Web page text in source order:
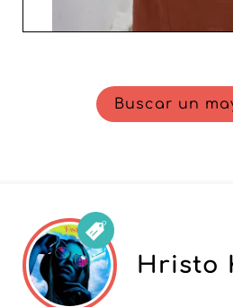
Buscar un
Hristo